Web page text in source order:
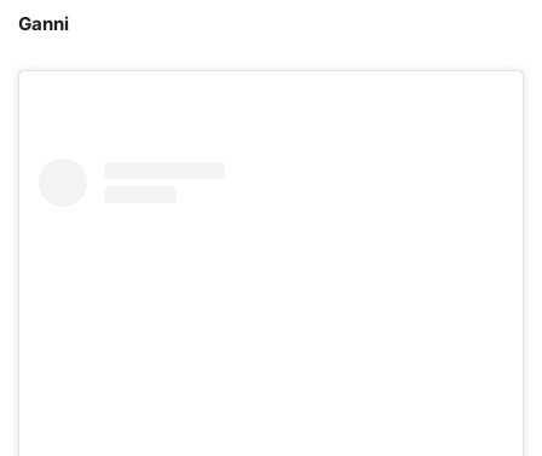
Ganni